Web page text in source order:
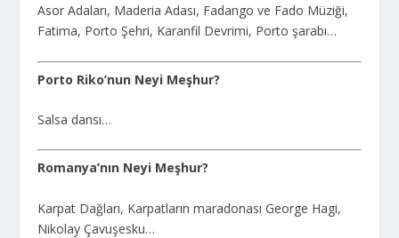
Asor Adaları, Maderia Adası, Fadango ve Fado Müziği,
Fatima, Porto Şehri, Karanfil Devrimi, Porto şarabı…
Porto Riko’nun Neyi Meşhur?
Salsa dansı…
Romanya’nın Neyi Meşhur?
Karpat Dağları, Karpatların maradonası George Hagi,
Nikolay Çavuşesku…